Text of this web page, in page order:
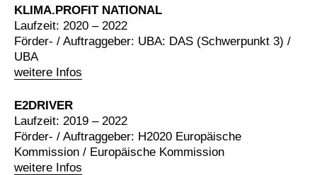
KLIMA.PROFIT NATIONAL
weitere Infos
Laufzeit: 2020 – 2022
Förder- / Auftraggeber: UBA: DAS (Schwerpunkt 3) /
UBA
E2DRIVER
weitere Infos
Laufzeit: 2019 – 2022
Förder- / Auftraggeber: H2020 Europäische
Kommission / Europäische Kommission